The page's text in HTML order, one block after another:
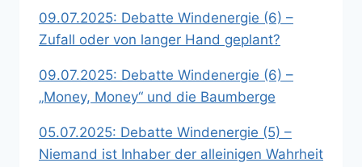
09.07.2025: Debatte Windenergie (6) –
Zufall oder von langer Hand geplant?
09.07.2025: Debatte Windenergie (6) –
„Money, Money“ und die Baumberge
05.07.2025: Debatte Windenergie (5) –
Niemand ist Inhaber der alleinigen Wahrheit